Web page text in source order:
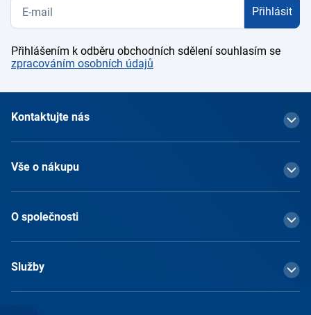
Přihlásit
Přihlášením k odběru obchodních sdělení souhlasím se
zpracováním osobních údajů
Kontaktujte nás
Vše o nákupu
O společnosti
Služby